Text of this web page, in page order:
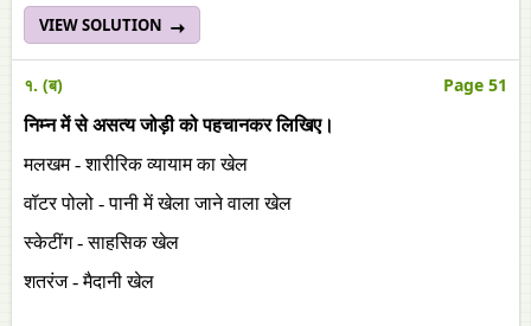
VIEW SOLUTION
१. (ब) Page 51
निम्न में से असत्य जोड़ी को पहचानकर लिखिए।
मलखम - शारीरिक व्यायाम का खेल
वॉटर पोलो - पानी में खेला जाने वाला खेल
स्केटींग - साहसिक खेल
शतरंज - मैदानी खेल